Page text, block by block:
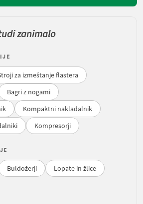
zanimalo
za izmeštanje flastera
Bagri z nogami
Kompaktni nakladalnik
Kompresorji
Buldožerji
Lopate in žlice